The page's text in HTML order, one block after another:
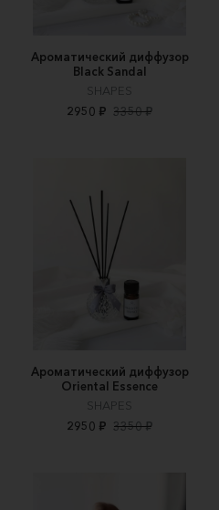
Ароматический диффузор
Black Sandal
SHAPES
2950 ₽ 3350 ₽
Ароматический диффузор
Oriental Essence
SHAPES
2950 ₽ 3350 ₽